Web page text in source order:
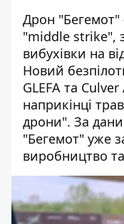
Дрон "Бегемот"
"middle strike",
вибухівки на
Новий
GLEFA та
наприкінці
дрони". За
"Бегемот" уже
виробництво